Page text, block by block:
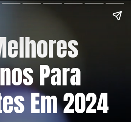
Para
Em 2024